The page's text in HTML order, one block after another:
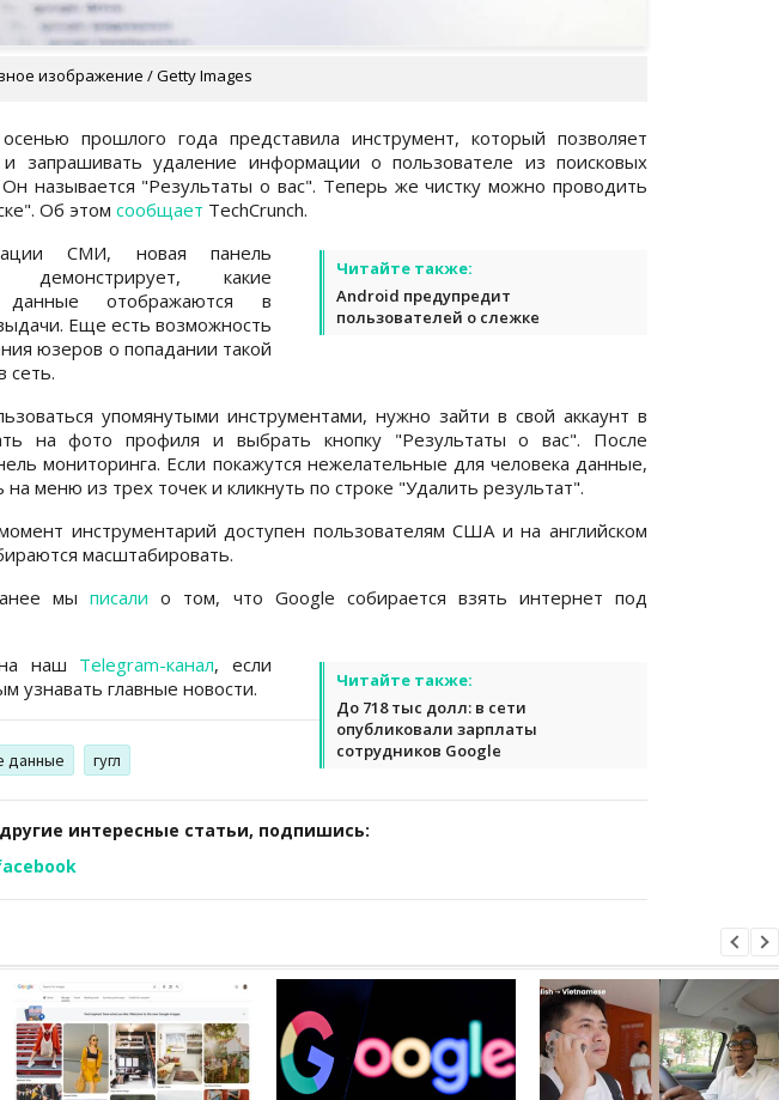
изображение / Getty Images
прошлого года представила инструмент, который позволяет
и запрашивать удаление информации о пользователе из поисковых
Он называется "Результаты о вас". Теперь же чистку можно проводить
Об этом сообщает TechCrunch.
Читайте также:
Android предупредит
пользователей о слежке
СМИ, новая панель
демонстрирует, какие
данные отображаются в
Еще есть возможность
юзеров о попадании такой
сеть.
упомянутыми инструментами, нужно зайти в свой аккаунт в
на фото профиля и выбрать кнопку "Результаты о вас". После
мониторинга. Если покажутся нежелательные для человека данные,
меню из трех точек и кликнуть по строке "Удалить результат".
инструментарий доступен пользователям США и на английском
масштабировать.
мыписали о том, что Google собирается взять интернет под
Читайте также:
До 718 тыс долл: в сети
опубликовали зарплаты
сотрудников Google
наш Telegram-канал, если
узнавать главные новости.
данные гугл
интересные статьи, подпишись: